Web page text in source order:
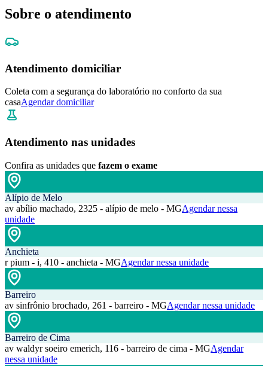
Sobre o atendimento
Atendimento domiciliar
Coleta com a segurança do laboratório no conforto da sua
casaAgendar domiciliar
Atendimento nas unidades
Confira as unidades que fazem o exame
Alípio de Melo
av abílio machado, 2325 - alípio de melo - MGAgendar nessa
unidade
Anchieta
r pium - i, 410 - anchieta - MGAgendar nessa unidade
Barreiro
av sinfrônio brochado, 261 - barreiro - MGAgendar nessa unidade
Barreiro de Cima
av waldyr soeiro emerich, 116 - barreiro de cima - MGAgendar
nessa unidade